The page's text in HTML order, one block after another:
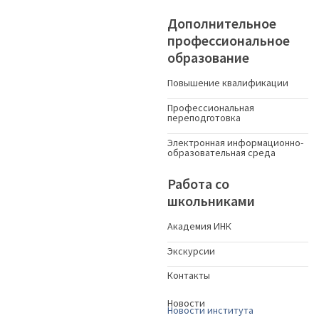
Дополнительное
профессиональное
образование
Повышение квалификации
Профессиональная
переподготовка
Электронная информационно-
образовательная среда
Работа со
школьниками
Академия ИНК
Экскурсии
Контакты
Новости
Новости института